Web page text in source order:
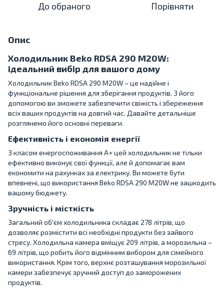
До обраного Порівняти
Опис
Холодильник Beko RDSA 290 M20W:
ідеальний вибір для вашого дому
Холодильник Beko RDSA 290 M20W – це надійне і
функціональне рішення для зберігання продуктів. З його
допомогою ви зможете забезпечити свіжість і збереження
всіх ваших продуктів на довгий час. Давайте детальніше
розглянемо його основні переваги.
Ефективність і економія енергії
З класом енергоспоживання A+ цей холодильник не тільки
ефективно виконує свої функції, але й допомагає вам
економити на рахунках за електрику. Ви можете бути
впевнені, що використання Beko RDSA 290 M20W не зашкодить
вашому бюджету.
Зручність і місткість
Загальний об'єм холодильника складає 278 літрів, що
дозволяє розмістити всі необхідні продукти без зайвого
стресу. Холодильна камера вміщує 209 літрів, а морозильна –
69 літрів, що робить його відмінним вибором для сімейного
використання. Крім того, верхнє розташування морозильної
камери забезпечує зручний доступ до заморожених
продуктів.